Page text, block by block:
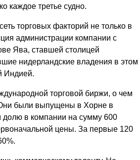
каждое третье судно.
торговых факторий не только в
администрации компании с
Ява, ставшей столицей
нидерландские владения в этом
Индией.
торговой биржи, о чем
были выпущены в Хорне в
долю в компании на сумму 600
цены. За первые 120